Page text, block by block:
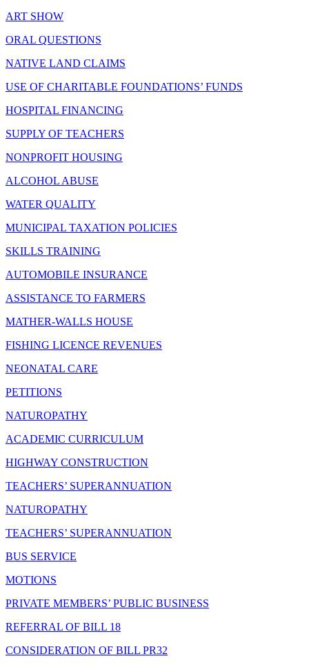
ART SHOW
ORAL QUESTIONS
NATIVE LAND CLAIMS
USE OF CHARITABLE FOUNDATIONS’ FUNDS
HOSPITAL FINANCING
SUPPLY OF TEACHERS
NONPROFIT HOUSING
ALCOHOL ABUSE
WATER QUALITY
MUNICIPAL TAXATION POLICIES
SKILLS TRAINING
AUTOMOBILE INSURANCE
ASSISTANCE TO FARMERS
MATHER-WALLS HOUSE
FISHING LICENCE REVENUES
NEONATAL CARE
PETITIONS
NATUROPATHY
ACADEMIC CURRICULUM
HIGHWAY CONSTRUCTION
TEACHERS’ SUPERANNUATION
NATUROPATHY
TEACHERS’ SUPERANNUATION
BUS SERVICE
MOTIONS
PRIVATE MEMBERS’ PUBLIC BUSINESS
REFERRAL OF BILL 18
CONSIDERATION OF BILL PR32